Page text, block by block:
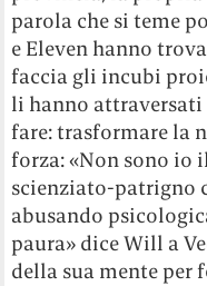
parola che si teme
e Eleven hanno
faccia gli incubi
li hanno attraversati
fare: trasformare la
forza: «Non sono io
scienziato-patrigno
abusando
paura» dice Will a
della sua mente per